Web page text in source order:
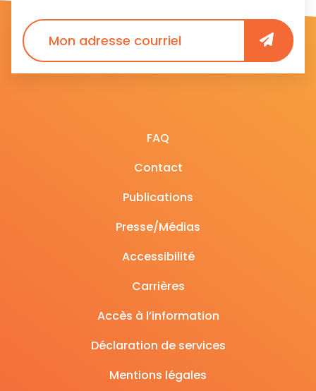
FAQ
Contact
Publications
Presse/Médias
Accessibilité
Carrières
Accès à l’information
Déclaration de services
Mentions légales